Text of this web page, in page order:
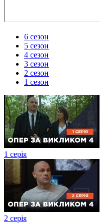
6 сезон
5 сезон
4 сезон
3 сезон
2 сезон
1 сезон
1 серія
2 серія